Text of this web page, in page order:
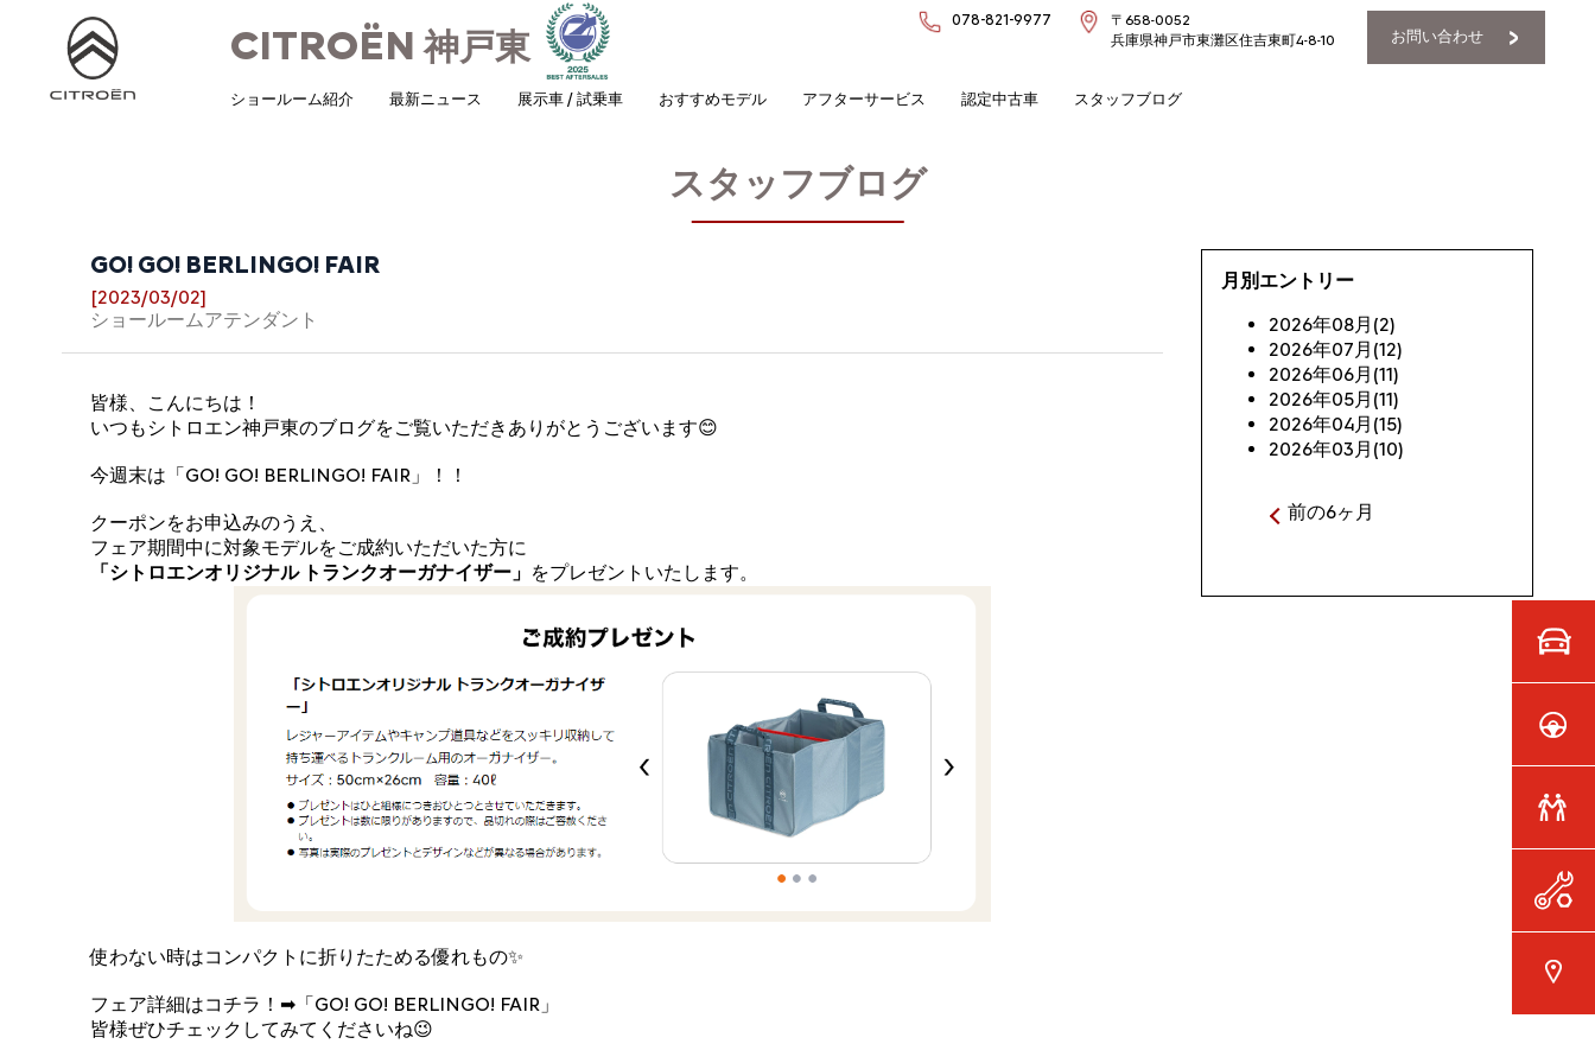
CITROËN神戸東
078-821-9977
〒658-0052
兵庫県神戸市東灘区住吉東町4-8-10
お問い合わせ
ショールーム紹介 最新ニュース 展示車 / 試乗車 おすすめモデル アフターサービス 認定中古車 スタッフブログ
スタッフブログ
GO! GO! BERLINGO! FAIR
[2023/03/02]
ショールームアテンダント
皆様、こんにちは！
いつもシトロエン神戸東のブログをご覧いただきありがとうございます😊
今週末は「GO! GO! BERLINGO! FAIR」！！
クーポンをお申込みのうえ、
フェア期間中に対象モデルをご成約いただいた方に
「シトロエンオリジナル トランクオーガナイザー」 をプレゼントいたします。
使わない時はコンパクトに折りたためる優れもの✨
フェア詳細はコチラ！➡ 「GO! GO! BERLINGO! FAIR」
皆様ぜひチェックしてみてくださいね😉
月別エントリー
2026年08月(2)
2026年07月(12)
2026年06月(11)
2026年05月(11)
2026年04月(15)
2026年03月(10)
前の6ヶ月